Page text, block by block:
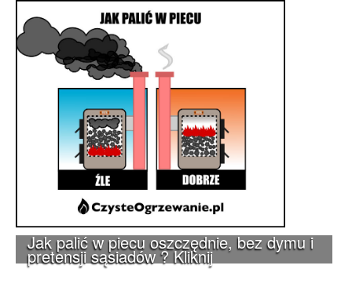
Jak palić w piecu oszczędnie, bez dymu i
pretensji sąsiadów ? Kliknij